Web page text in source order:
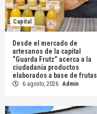
Capital
Desde el mercado de
artesanos de la capital
“Guarda Frutz” acerca a la
ciudadanía productos
elaborados a base de frutas
6 agosto, 2026 Admin